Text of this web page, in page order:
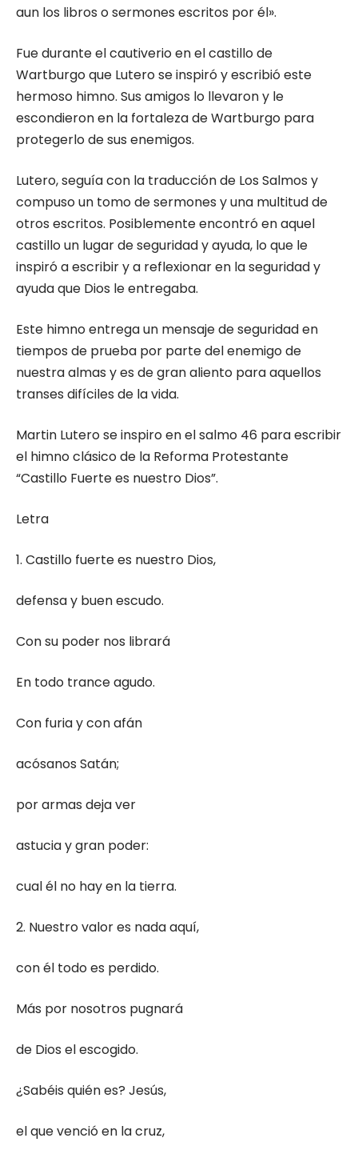
aun los libros o sermones escritos por él».
Fue durante el cautiverio en el castillo de
Wartburgo que Lutero se inspiró y escribió este
hermoso himno. Sus amigos lo llevaron y le
escondieron en la fortaleza de Wartburgo para
protegerlo de sus enemigos.
Lutero, seguía con la traducción de Los Salmos y
compuso un tomo de sermones y una multitud de
otros escritos. Posiblemente encontró en aquel
castillo un lugar de seguridad y ayuda, lo que le
inspiró a escribir y a reflexionar en la seguridad y
ayuda que Dios le entregaba.
Este himno entrega un mensaje de seguridad en
tiempos de prueba por parte del enemigo de
nuestra almas y es de gran aliento para aquellos
transes difíciles de la vida.
Martin Lutero se inspiro en el salmo 46 para escribir
el himno clásico de la Reforma Protestante
“Castillo Fuerte es nuestro Dios”.
Letra
1. Castillo fuerte es nuestro Dios,
defensa y buen escudo.
Con su poder nos librará
En todo trance agudo.
Con furia y con afán
acósanos Satán;
por armas deja ver
astucia y gran poder:
cual él no hay en la tierra.
2. Nuestro valor es nada aquí,
con él todo es perdido.
Más por nosotros pugnará
de Dios el escogido.
¿Sabéis quién es? Jesús,
el que venció en la cruz,